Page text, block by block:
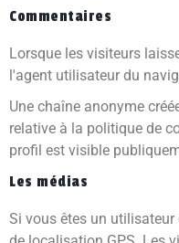
Commentaires
Lorsque les visiteurs
l'agent utilisateur du
Une chaîne anonyme
relative à la politique de
profil est visible
Les médias
Si vous êtes un utilisateur